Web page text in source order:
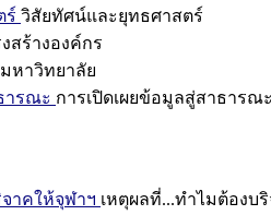
ร์ วิสัยทัศน์และยุทธศาสตร์
สร้างองค์กร
หาวิทยาลัย
ารณะ การเปิดเผยข้อมูลสู่สาธารณ
าคให้จุฬาฯ เหตุผลที่...ทำไมต้องบ